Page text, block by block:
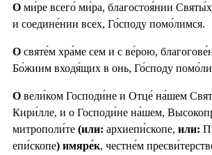
О ми́ре всего́ ми́ра, благостоя́нии
и соедине́нии всех, Го́споду помо́лимся.
О святе́м хра́ме сем и с ве́рою,
Бо́жиим входя́щих в онь, Го́споду
О вели́ком Господи́не и Отце́ на́шем
Кири́лле, и о Господи́не на́шем,
митрополи́те (или: архиепи́скопе, или:
епи́скопе) имяре́к, честне́м